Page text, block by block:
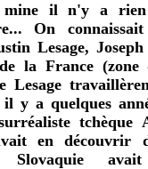
il n'y a rien
On
Lesage,
la France (zone
Lesage
y a quelques
en découvrir